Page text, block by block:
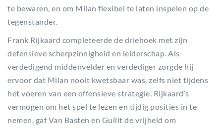
te bewaren, en om Milan flexibel te laten inspelen op de
tegenstander.
Frank Rijkaard completeerde de driehoek met zijn
defensieve scherpzinnigheid en leiderschap. Als
verdedigend middenvelder en verdediger zorgde hij
ervoor dat Milan nooit kwetsbaar was, zelfs niet tijdens
het voeren van een offensieve strategie. Rijkaard’s
vermogen om het spel te lezen en tijdig posities in te
nemen, gaf Van Basten en Gullit de vrijheid om